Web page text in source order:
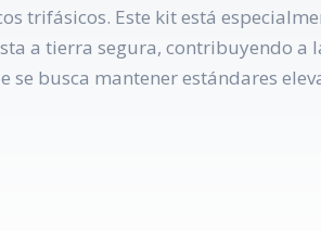
trifásicos. Este kit está
a tierra segura, contribuyendo a
se busca mantener estándares